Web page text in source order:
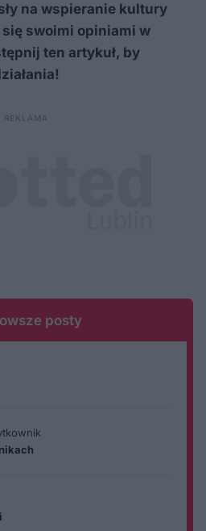
na wspieranie kultury
swoimi opiniami w
ten artykuł, by
posty